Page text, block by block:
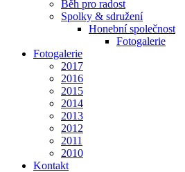
Běh pro radost
Spolky & sdružení
Honební společnost
Fotogalerie
Fotogalerie
2017
2016
2015
2014
2013
2012
2011
2010
Kontakt